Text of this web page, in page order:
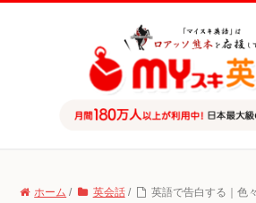
ホーム / 英会話 /
英語で告白する｜色